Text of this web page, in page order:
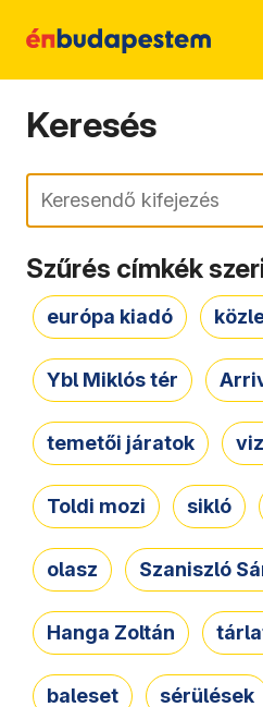
Keresés
Keresés
Szűrés címkék
európa kiadó
Ybl Miklós tér
temetői járatok
Toldi mozi sikló
olasz Szaniszló
Hanga Zoltán
baleset sérülések